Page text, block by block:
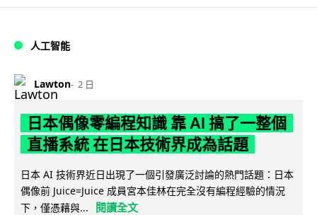
人工智能
Lawton 2 日
日本偶像零編程知識 靠 AI 搞了一整個
直播系統 在日本技術界成為話題
日本 AI 技術界近日出現了一個引發廣泛討論的熱門話題：日本
偶像前 Juice=Juice 成員宮本佳林在完全沒有編程經驗的情況
下，僅憑藉與...
閱讀全文